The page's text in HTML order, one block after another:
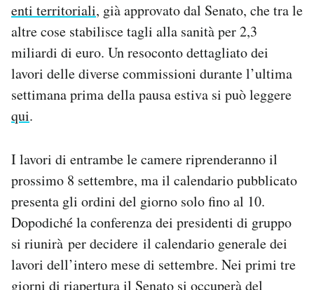
enti territoriali, già approvato dal Senato, che tra le
altre cose stabilisce tagli alla sanità per 2,3
miliardi di euro. Un resoconto dettagliato dei
lavori delle diverse commissioni durante l’ultima
settimana prima della pausa estiva si può leggere
qui.
I lavori di entrambe le camere riprenderanno il
prossimo 8 settembre, ma il calendario pubblicato
presenta gli ordini del giorno solo fino al 10.
Dopodiché la conferenza dei presidenti di gruppo
si riunirà per decidere il calendario generale dei
lavori dell’intero mese di settembre. Nei primi tre
giorni di riaperturail Senato si occuperàdel